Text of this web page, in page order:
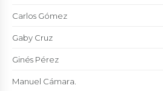
Carlos Gómez
Gaby Cruz
Ginés Pérez
Manuel Cámara.